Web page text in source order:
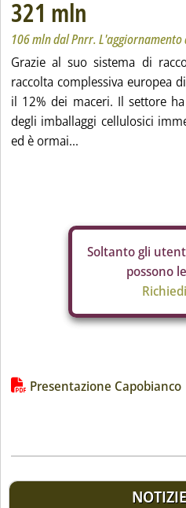
321 mln
106 mln dal Pnrr.
Grazie al suo sistema di
raccolta complessiva europea
il 12% dei maceri. Il settore
degli imballaggi cellulosici
ed è ormai...
Soltanto gli
possono
Lista allegati PDF alla
Presentazione Capobianco